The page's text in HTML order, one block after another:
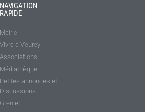
NAVIGATION
RAPIDE
Mairie
Vivre à Veurey
Associations
Médiathèque
Petites annonces et
Discussions
Grenier